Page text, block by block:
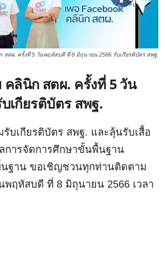
ตผ. ครั้งที่ 5 วันพฤหัสบดี ที่ 8 มิถุนายน 2566 รับเกียรติบัตร สพฐ.
ลินิก สตผ. ครั้งที่ 5 วัน
เกียรติบัตร สพฐ.
บเกียรติบัตร สพฐ. และลุ้นรับเสื้อ
การจัดการศึกษาขั้นพื้นฐาน
ฐาน ขอเชิญชวนทุกท่านติดตาม
พฤหัสบดี ที่ 8 มิถุนายน 2566 เวลา